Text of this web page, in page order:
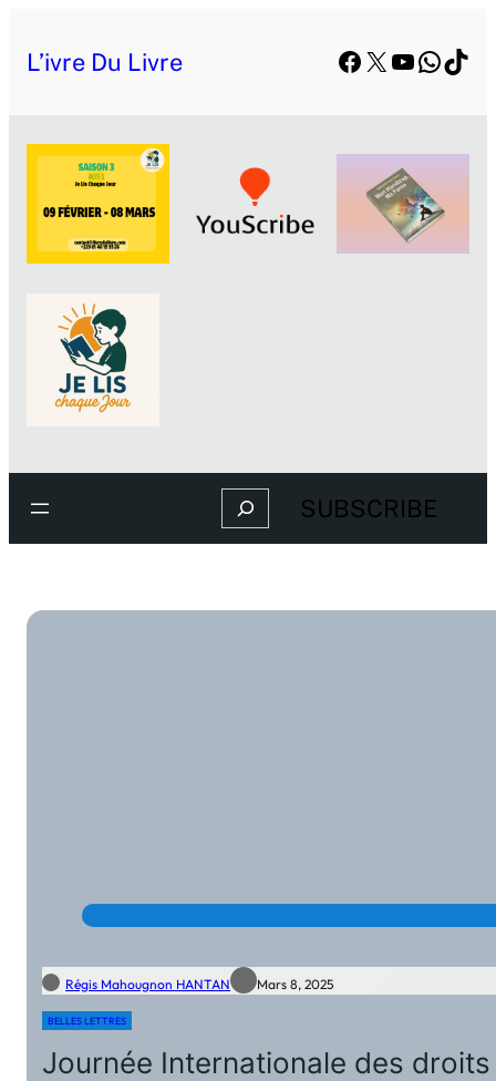
L’ivre Du Livre Facebook
X YouTube
Search SUBSCRIBE
Régis Mahougnon HANTAN Mars 8, 2025
BELLES LETTRES
Journée Internationale des